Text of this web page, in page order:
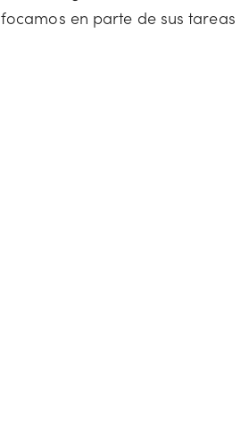
en parte de sus tareas